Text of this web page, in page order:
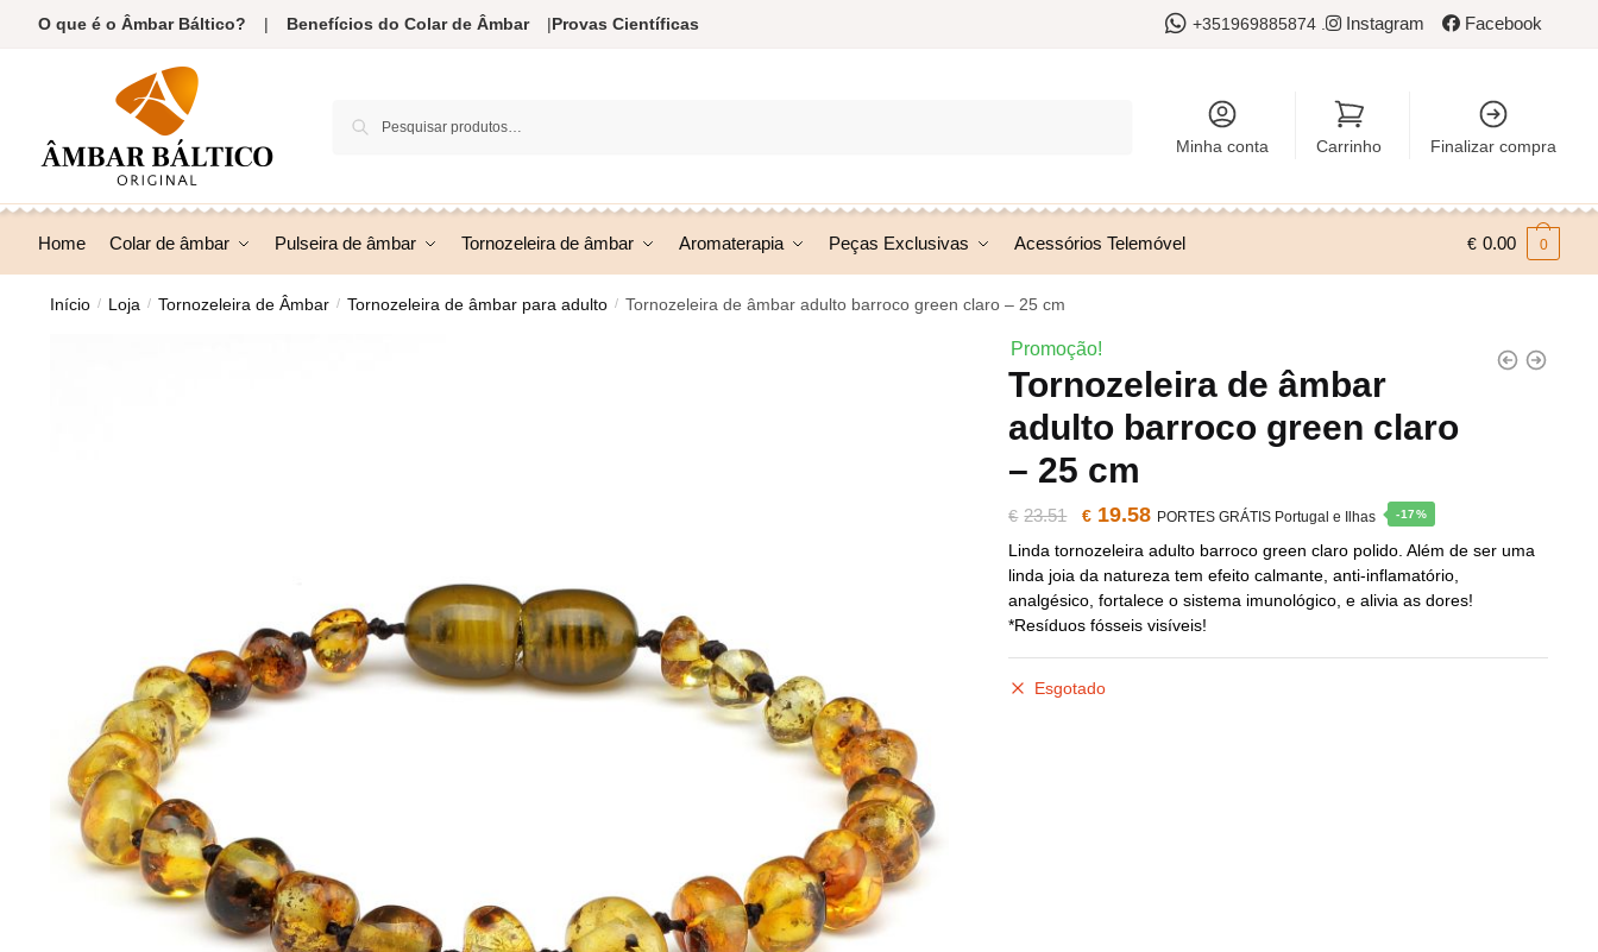
O que é o Âmbar Báltico? | Benefícios do Colar de Âmbar |Provas Científicas +351969885874 . Instagram Facebook
Pesquisa
Minha conta Carrinho Finalizar compra
Home Colar de âmbar Pulseira de âmbar Tornozeleira de âmbar Aromaterapia Peças Exclusivas Acessórios Telemóvel € 0.00 0
Início / Loja / Tornozeleira de Âmbar / Tornozeleira de âmbar para adulto / Tornozeleira de âmbar adulto barroco green claro – 25 cm
Promoção!
Tornozeleira de âmbar
adulto barroco green claro
– 25 cm
€ 23.51
O
preço
original
era:
€23.51.
€ 19.58O
preço
atual
é:
PORTES GRÁTIS Portugal e Ilhas -17%
Linda tornozeleira adulto barroco green claro polido. Além de ser uma
linda joia da natureza tem efeito calmante, anti-inflamatório,
analgésico, fortalece o sistema imunológico, e alivia as dores!
*Resíduos fósseis visíveis!
Esgotado